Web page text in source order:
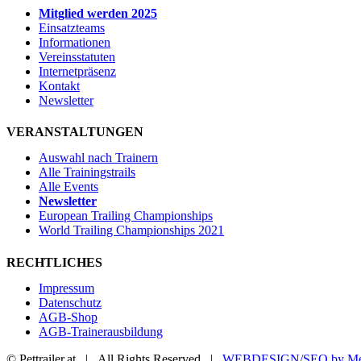
Mitglied werden 2025
Einsatzteams
Informationen
Vereinsstatuten
Internetpräsenz
Kontakt
Newsletter
VERANSTALTUNGEN
Auswahl nach Trainern
Alle Trainingstrails
Alle Events
Newsletter
European Trailing Championships
World Trailing Championships 2021
RECHTLICHES
Impressum
Datenschutz
AGB-Shop
AGB-Trainerausbildung